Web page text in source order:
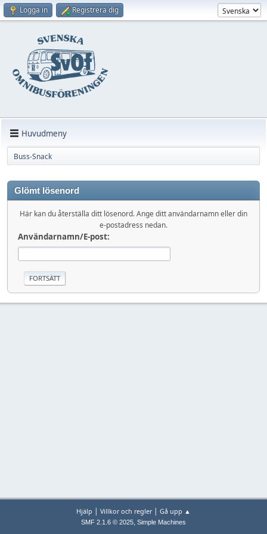
Logga in Registrera dig
Huvudmeny
Buss-Snack
Glömt lösenord
Här kan du återställa ditt lösenord. Ange ditt användarnamn eller din
e-postadress nedan.
Användarnamn/E-post:
Hjälp | Villkor och regler| Gå upp ▲
SMF 2.1.6 © 2025, Simple Machines